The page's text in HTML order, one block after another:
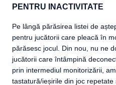
PENTRU INACTIVITATE
Pe lângă părăsirea listei de
pentru jucătorii care pleacă în
părăsesc jocul. Din nou, nu ne
jucătorii care întâmpină
prin intermediul monitorizării,
tastatură/ieșirile din joc